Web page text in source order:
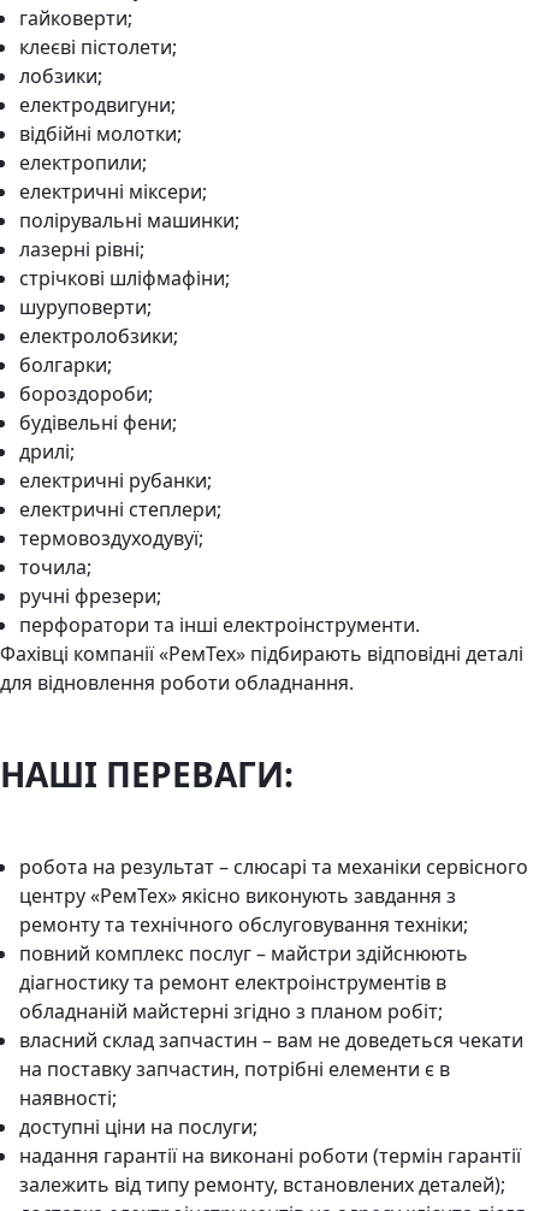
гайковерти;
клеєві пістолети;
лобзики;
електродвигуни;
відбійні молотки;
електропили;
електричні міксери;
полірувальні машинки;
лазерні рівні;
стрічкові шліфмафіни;
шуруповерти;
електролобзики;
болгарки;
бороздороби;
будівельні фени;
дрилі;
електричні рубанки;
електричні степлери;
термовоздуходувуї;
точила;
ручні фрезери;
перфоратори та інші електроінструменти.
Фахівці компанії «РемТех» підбирають відповідні деталі
для відновлення роботи обладнання.
НАШІ ПЕРЕВАГИ:
робота на результат – слюсарі та механіки сервісного
центру «РемТех» якісно виконують завдання з
ремонту та технічного обслуговування техніки;
повний комплекс послуг – майстри здійснюють
діагностику та ремонт електроінструментів в
обладнаній майстерні згідно з планом робіт;
власний склад запчастин – вам не доведеться чекати
на поставку запчастин, потрібні елементи є в
наявності;
доступні ціни на послуги;
надання гарантії на виконані роботи (термін гарантії
залежить від типу ремонту, встановлених деталей);